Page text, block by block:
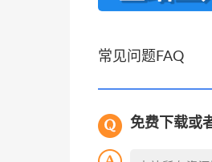
常见问题FAQ
免费下载或